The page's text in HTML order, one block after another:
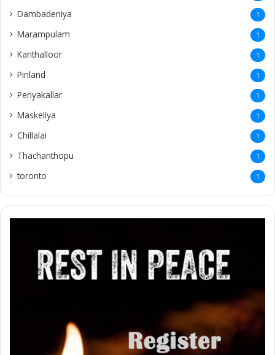
Dambadeniya 1
Marampulam 1
Kanthalloor 1
Pinland 1
Periyakallar 1
Maskeliya 1
Chillalai 1
Thachanthopu 1
toronto 1